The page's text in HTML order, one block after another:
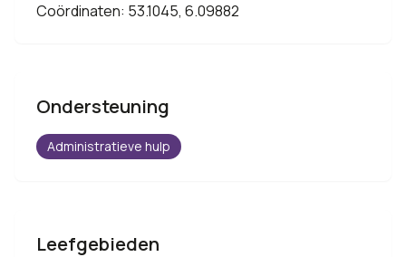
Coördinaten: 53.1045, 6.09882
Ondersteuning
Administratieve hulp
Leefgebieden